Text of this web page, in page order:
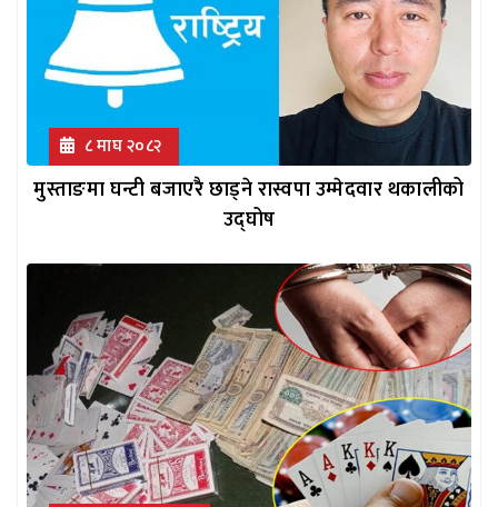
८ माघ २०८२
मुस्ताङमा घन्टी बजाएरै छाड्ने रास्वपा उम्मेदवार थकालीको
उद्घोष